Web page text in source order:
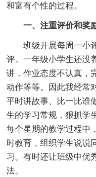
和富有个性的过程。
一、注重评价和奖
班级开展每周一小评
评。一年级小学生还没
讲，作业态度不认真，
动作等等。因此我经常
平时讲故事、比一比谁
生的学习常规，狠抓学
每个星期的教学过程中
时教育，组织学生说说
习。有时还让班级中优
法。